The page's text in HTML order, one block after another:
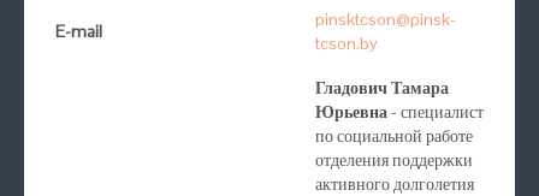
E-mail
pinsktcson@pinsk-
tcson.by
Гладович Тамара
Юрьевна- специалист
по социальной работе
отделения поддержки
активного долголетия